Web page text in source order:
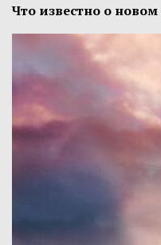
Что известно о